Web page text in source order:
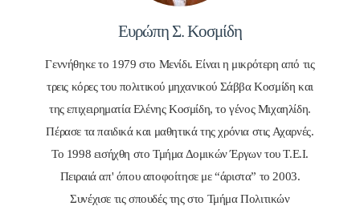
Ευρώπη Σ. Κοσμίδη
Γεννήθηκε το 1979 στο Μενίδι. Είναι η μικρότερη από τις
τρεις κόρες του πολιτικού μηχανικού Σάββα Κοσμίδη και
της επιχειρηματία Ελένης Κοσμίδη, το γένος Μιχαηλίδη.
Πέρασε τα παιδικά και μαθητικά της χρόνια στις Αχαρνές.
Το 1998 εισήχθη στο Τμήμα Δομικών Έργων του Τ.Ε.Ι.
Πειραιά απ' όπου αποφοίτησε με “άριστα” το 2003.
Συνέχισε τις σπουδές της στο Τμήμα Πολιτικών